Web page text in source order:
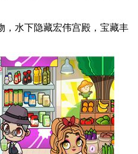
，水下隐藏宏伟宫殿，宝藏丰